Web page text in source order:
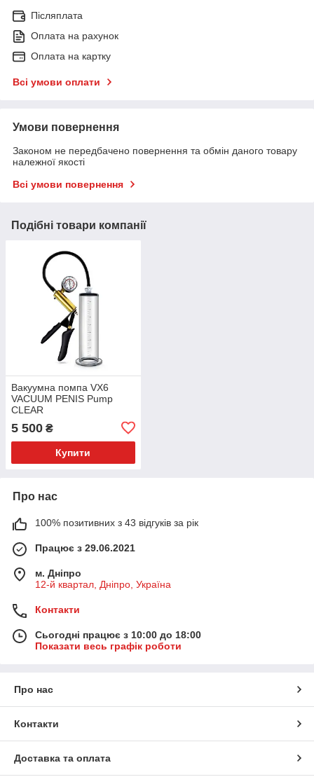
Післяплата
Оплата на рахунок
Оплата на картку
Всі умови оплати
Умови повернення
Законом не передбачено повернення та обмін даного товару
належної якості
Всі умови повернення
Подібні товари компанії
Вакуумна помпа VX6
VACUUM PENIS Pump
CLEAR
5 500 ₴
Купити
Про нас
100% позитивних з 43 відгуків за рік
Працює з 29.06.2021
м. Дніпро
12-й квартал, Дніпро, Україна
Контакти
Сьогодні працює з 10:00 до 18:00
Показати весь графік роботи
Про нас
Контакти
Доставка та оплата